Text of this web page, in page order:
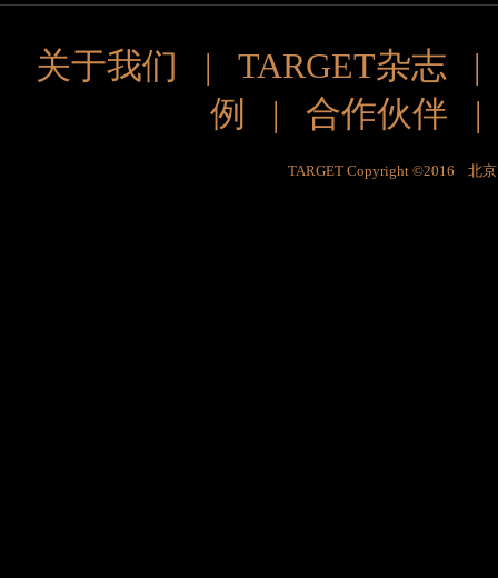
关于我们 | TARGET杂志
例
| 合作伙伴
TARGET Copyright ©2016 北